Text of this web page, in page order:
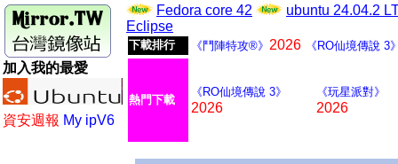
加入我的最愛
資安週報 My ipV6
Fedora core 42
ubuntu 24.04.2
Eclipse
下載排行 《鬥陣特攻®》 2026 《RO仙境傳說 3
熱門下載
《RO仙境傳說 3》
2026
《玩星派對》
2026